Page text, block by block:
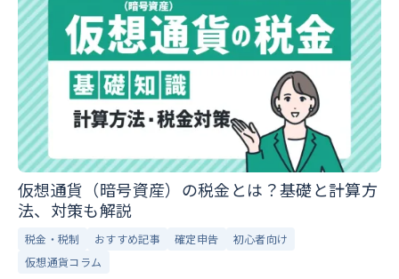
仮想通貨（暗号資産）の税金とは？基礎と計算方
法、対策も解説
税金・税制 おすすめ記事 確定申告
初心者向け
仮想通貨コラム